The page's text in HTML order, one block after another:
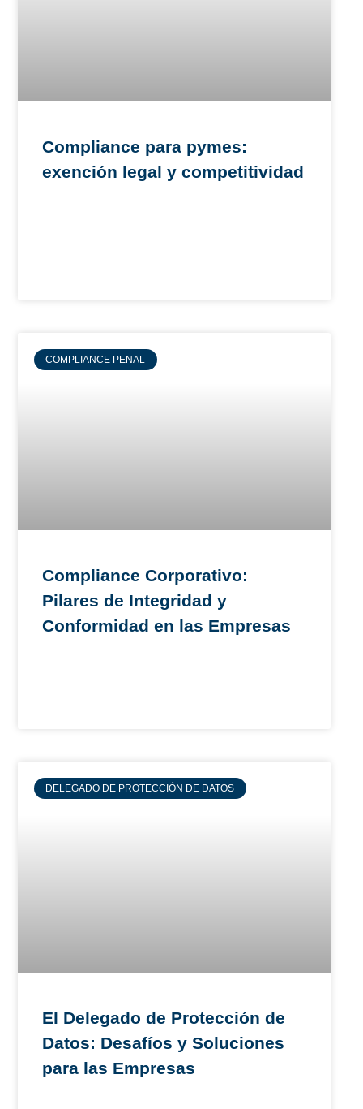
Compliance para pymes:
exención legal y competitividad
COMPLIANCE PENAL
Compliance Corporativo:
Pilares de Integridad y
Conformidad en las Empresas
DELEGADO DE PROTECCIÓN DE DATOS
El Delegado de Protección de
Datos: Desafíos y Soluciones
para las Empresas